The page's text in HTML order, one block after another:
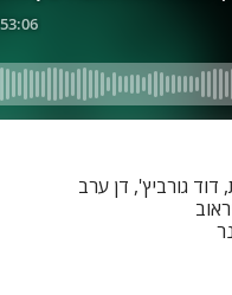
דוד גורביץ', דן ערב